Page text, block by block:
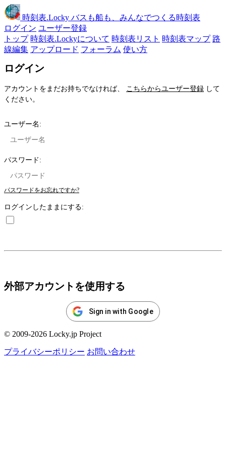
時刻表.Locky バスも船も、みんなでつくる時刻表
ログイン ユーザー登録
トップ 時刻表.Lockyについて 時刻表リスト 時刻表マップ 路
線編集 アップロード フォーラム 使い方
ログイン
アカウントをまだお持ちでなければ、 こちらからユーザー登録 して
ください。
ユーザー名:
パスワード:
パスワードをお忘れですか?
ログインしたままにする:
外部アカウントを使用する
Sign in with Google
© 2009-2026 Locky.jp Project
プライバシーポリシー お問い合わせ